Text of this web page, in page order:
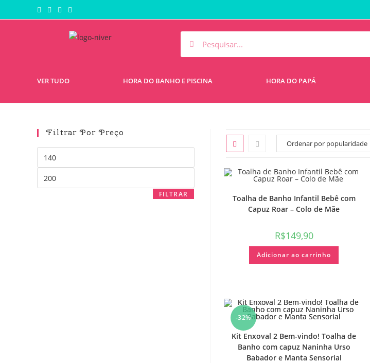
VER TUDO HORA DO BANHO E PISCINA HORA DO PAPÁ
Toalha de Banho Infantil Bebê com
Capuz Roar – Colo de Mãe
R$149,90
Adicionar ao carrinho
-32%
Kit Enxoval 2 Bem-vindo! Toalha de
Banho com capuz Naninha Urso
Babador e Manta Sensorial
Filtrar Por Preço
FILTRAR